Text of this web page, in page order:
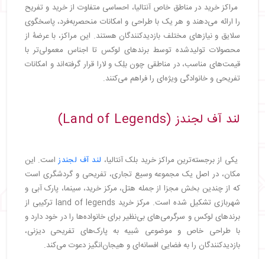
مراکز خرید در مناطق خاص آنتالیا، احساسی متفاوت از خرید و تفریح
را ارائه می‌دهند و هر یک با طراحی و امکانات منحصربه‌فرد، پاسخگوی
سلایق و نیازهای مختلف بازدیدکنندگان هستند. این مراکز، با عرضۀ از
محصولات تولیدشده توسط برندهای لوکس تا اجناس معمولی‌تر با
قیمت‌های مناسب، در مناطقی چون بلِک و لارا قرار گرفته‌اند و امکانات
تفریحی و خانوادگی ویژه‌ای را فراهم می‌کنند.
لند آف لجندز (Land of Legends)
یکی از برجسته‌ترین مراکز خرید بلک آنتالیا، لند آف لجندزاست. این
مکان، در اصل یک مجموعه وسیع تجاری، تفریحی و گردشگری است
که از چندین بخش مجزا از جمله هتل، مرکز خرید، سینما، پارک آبی و
شهربازی تشکیل شده است. مرکز خرید land of legends ترکیبی از
برندهای لوکس و سرگرمی‌های بی‌نظیر برای خانواده‌ها را در خود دارد و
با طراحی خاص و موضوعی شبیه به پارک‌های تفریحی دیزنی،
بازدیدکنندگان را به فضایی افسانه‌ای و هیجان‌انگیز دعوت می‌کند.